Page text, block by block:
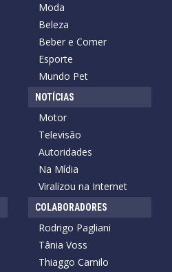
Moda
Beleza
Beber e Comer
Esporte
Mundo Pet
NOTÍCIAS
Motor
Televisão
Autoridades
Na Mídia
Viralizou na Internet
COLABORADORES
Rodrigo Pagliani
Tânia Voss
Thiaggo Camilo